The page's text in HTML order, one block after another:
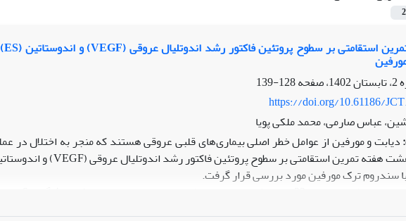
2
128-139
https://doi.org/10.61186/
عباس صارمی، محمد ملکی پویا
سندروم ترک مورفین مورد بررسی قرار گرفت.